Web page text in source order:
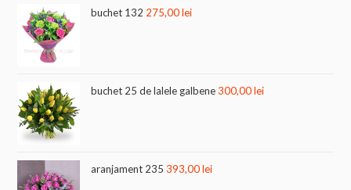
buchet 132 275,00lei
buchet 25 de lalele galbene 300,00lei
aranjament 235 393,00lei